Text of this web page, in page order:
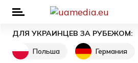
ДЛЯ УКРАИНЦЕВ ЗА РУБЕЖОМ:
Польша
Германия